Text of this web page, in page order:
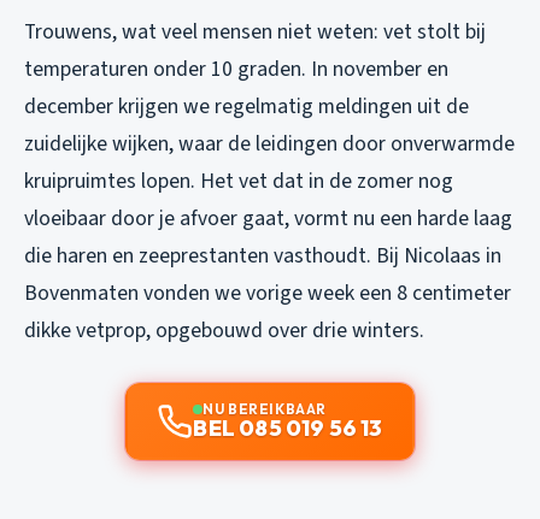
Trouwens, wat veel mensen niet weten: vet stolt bij
temperaturen onder 10 graden. In november en
december krijgen we regelmatig meldingen uit de
zuidelijke wijken, waar de leidingen door onverwarmde
kruipruimtes lopen. Het vet dat in de zomer nog
vloeibaar door je afvoer gaat, vormt nu een harde laag
die haren en zeeprestanten vasthoudt. Bij Nicolaas in
Bovenmaten vonden we vorige week een 8 centimeter
dikke vetprop, opgebouwd over drie winters.
NU BEREIKBAAR
BEL 085 019 56 13